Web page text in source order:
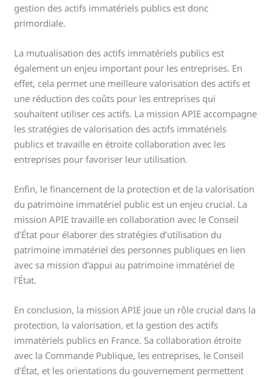
gestion des actifs immatériels publics est donc
primordiale.
La mutualisation des actifs immatériels publics est
également un enjeu important pour les entreprises. En
effet, cela permet une meilleure valorisation des actifs et
une réduction des coûts pour les entreprises qui
souhaitent utiliser ces actifs. La mission APIE accompagne
les stratégies de valorisation des actifs immatériels
publics et travaille en étroite collaboration avec les
entreprises pour favoriser leur utilisation.
Enfin, le financement de la protection et de la valorisation
du patrimoine immatériel public est un enjeu crucial. La
mission APIE travaille en collaboration avec le Conseil
d’État pour élaborer des stratégies d’utilisation du
patrimoine immatériel des personnes publiques en lien
avec sa mission d’appui au patrimoine immatériel de
l’État.
En conclusion, la mission APIE joue un rôle crucial dans la
protection, la valorisation, et la gestion des actifs
immatériels publics en France. Sa collaboration étroite
avec la Commande Publique, les entreprises, le Conseil
d’État, et les orientations du gouvernement permettent